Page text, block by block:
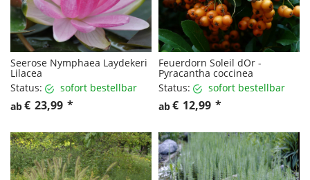
Seerose Nymphaea Laydekeri
Lilacea
Status:
sofort bestellbar
ab€ 23,99 *
Feuerdorn Soleil dOr -
Pyracantha coccinea
Status:
sofort bestellbar
ab€ 12,99 *